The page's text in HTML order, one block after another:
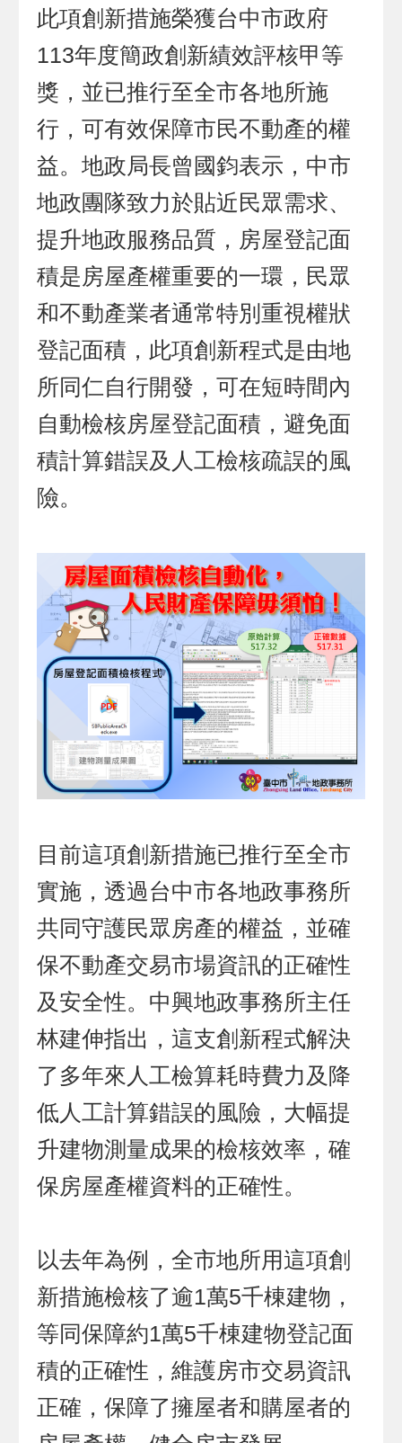
此項創新措施榮獲台中市政府
113年度簡政創新績效評核甲等
獎，並已推行至全市各地所施
行，可有效保障市民不動產的權
益。地政局長曾國鈞表示，中市
地政團隊致力於貼近民眾需求、
提升地政服務品質，房屋登記面
積是房屋產權重要的一環，民眾
和不動產業者通常特別重視權狀
登記面積，此項創新程式是由地
所同仁自行開發，可在短時間內
自動檢核房屋登記面積，避免面
積計算錯誤及人工檢核疏誤的風
險。
目前這項創新措施已推行至全市
實施，透過台中市各地政事務所
共同守護民眾房產的權益，並確
保不動產交易市場資訊的正確性
及安全性。中興地政事務所主任
林建伸指出，這支創新程式解決
了多年來人工檢算耗時費力及降
低人工計算錯誤的風險，大幅提
升建物測量成果的檢核效率，確
保房屋產權資料的正確性。
以去年為例，全市地所用這項創
新措施檢核了逾1萬5千棟建物，
等同保障約1萬5千棟建物登記面
積的正確性，維護房市交易資訊
正確，保障了擁屋者和購屋者的